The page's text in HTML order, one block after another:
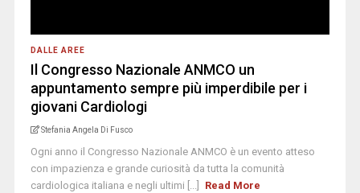
DALLE AREE
Il Congresso Nazionale ANMCO un
appuntamento sempre più imperdibile per i
giovani Cardiologi
Stefania Angela Di Fusco
Ogni anno il Congresso Nazionale ANMCO è un evento atteso
con impazienza e grande curiosità da tutta la comunità
cardiologica italiana e negli ultimi [...]
Read More